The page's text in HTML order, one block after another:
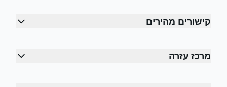
קישורים מהירים
מרכז עזרה